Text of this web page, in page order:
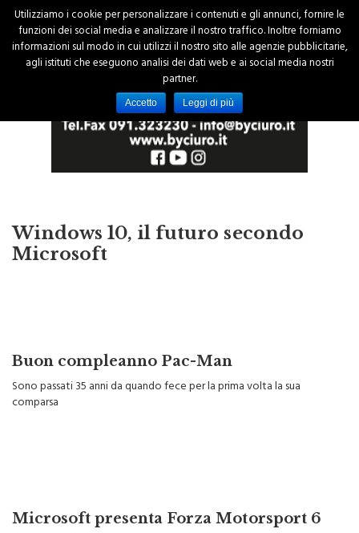
Windows 10, il futuro secondo
Microsoft
Buon compleanno Pac-Man
Sono passati 35 anni da quando fece per la prima volta la sua
comparsa
Microsoft presenta Forza Motorsport 6
Utilizziamo i cookie per personalizzare i contenuti e gli annunci, fornire le
funzioni dei social media e analizzare il nostro traffico. Inoltre forniamo
informazioni sul modo in cui utilizzi il nostro sito alle agenzie pubblicitarie,
agli istituti che eseguono analisi dei dati web e ai social media nostri
partner.
Accetto Leggi di più